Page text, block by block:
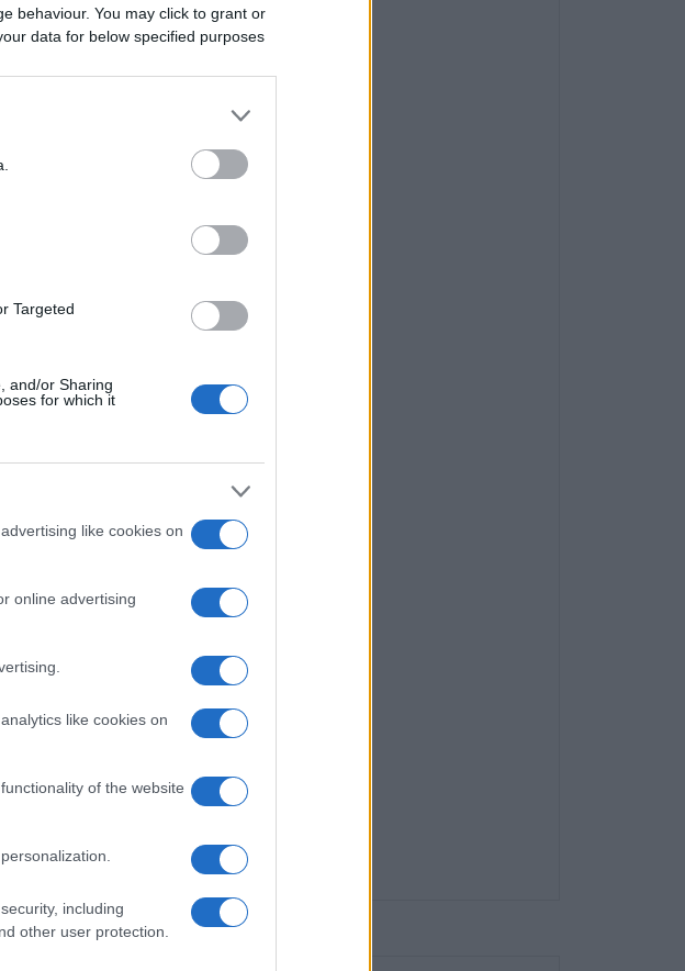
behaviour. You may click to grant or
data for below specified purposes
Targeted
and/or Sharing
for which it
like cookies on
online advertising
like cookies on
of the website
including
other user protection.
σας
εκλογές
μας για την
για
για τις
Στέφανο
εκλογές
για